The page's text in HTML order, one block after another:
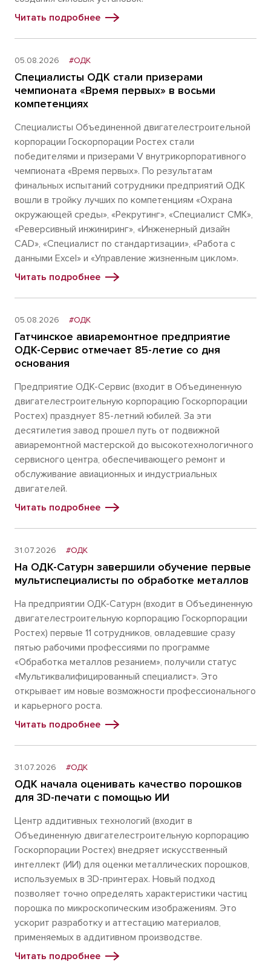
Читать подробнее
05.08.2026 #ОДК
Специалисты ОДК стали призерами
чемпионата «Время первых» в восьми
компетенциях
Специалисты Объединенной двигателестроительной
корпорации Госкорпорации Ростех стали
победителями и призерами V внутрикорпоративного
чемпионата «Время первых». По результатам
финальных испытаний сотрудники предприятий ОДК
вошли в тройку лучших по компетенциям «Охрана
окружающей среды», «Рекрутинг», «Специалист СМК»,
«Реверсивный инжиниринг», «Инженерный дизайн
CAD», «Специалист по стандартизации», «Работа с
данными Excel» и «Управление жизненным циклом».
Читать подробнее
05.08.2026 #ОДК
Гатчинское авиаремонтное предприятие
ОДК-Сервис отмечает 85-летие со дня
основания
Предприятие ОДК-Сервис (входит в Объединенную
двигателестроительную корпорацию Госкорпорации
Ростех) празднует 85-летний юбилей. За эти
десятилетия завод прошел путь от подвижной
авиаремонтной мастерской до высокотехнологичного
сервисного центра, обеспечивающего ремонт и
обслуживание авиационных и индустриальных
двигателей.
Читать подробнее
31.07.2026 #ОДК
На ОДК-Сатурн завершили обучение первые
мультиспециалисты по обработке металлов
На предприятии ОДК-Сатурн (входит в Объединенную
двигателестроительную корпорацию Госкорпорации
Ростех) первые 11 сотрудников, овладевшие сразу
пятью рабочими профессиями по программе
«Обработка металлов резанием», получили статус
«Мультиквалифицированный специалист». Это
открывает им новые возможности профессионального
и карьерного роста.
Читать подробнее
31.07.2026 #ОДК
ОДК начала оценивать качество порошков
для 3D-печати с помощью ИИ
Центр аддитивных технологий (входит в
Объединенную двигателестроительную корпорацию
Госкорпорации Ростех) внедряет искусственный
интеллект (ИИ) для оценки металлических порошков,
используемых в 3D-принтерах. Новый подход
позволяет точно определять характеристики частиц
порошка по микроскопическим изображениям. Это
ускорит разработку и аттестацию материалов,
применяемых в аддитивном производстве.
Читать подробнее